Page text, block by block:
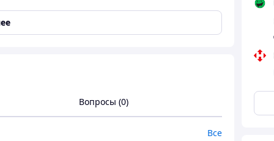
,Bentley,Chevrolet,Land Rover,Mazda,
,Volvo,BMW,Chery,Toyota,Samsung,Subaru,
Вопросы (0)
Все